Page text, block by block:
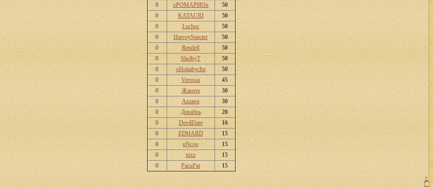
0
хРОМАРИОх
50
0
KATAURI
50
0
Luchoc
50
0
HarveySpecter
50
0
Rendell
50
0
ShelbyT
50
0
xHottabychx
50
0
Verossa
45
0
Жанэта
30
0
Azzatot
30
0
Декабрь
20
0
DevilDare
16
0
EDHARD
15
0
uNcoo
15
0
nixz
15
0
PacuPat 15